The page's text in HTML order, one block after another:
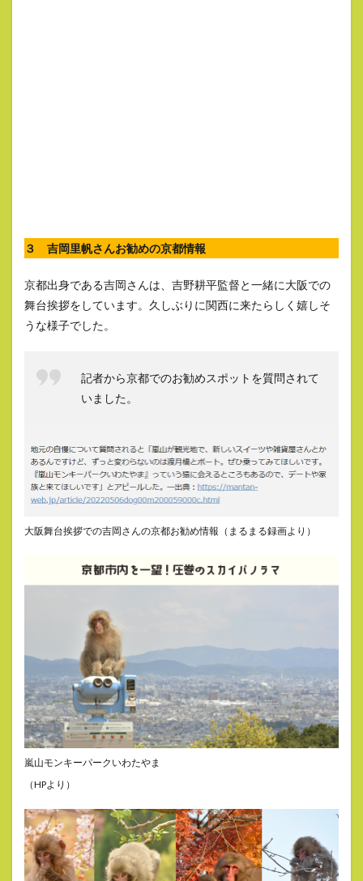
３ 吉岡里帆さんお勧めの京都情報
京都出身である吉岡さんは、吉野耕平監督と一緒に大阪での
舞台挨拶をしています。久しぶりに関西に来たらしく嬉しそ
うな様子でした。
記者から京都でのお勧めスポットを質問されて
いました。
大阪舞台挨拶での吉岡さんの京都お勧め情報（まるまる録画より）
嵐山モンキーパークいわたやま
（HPより）